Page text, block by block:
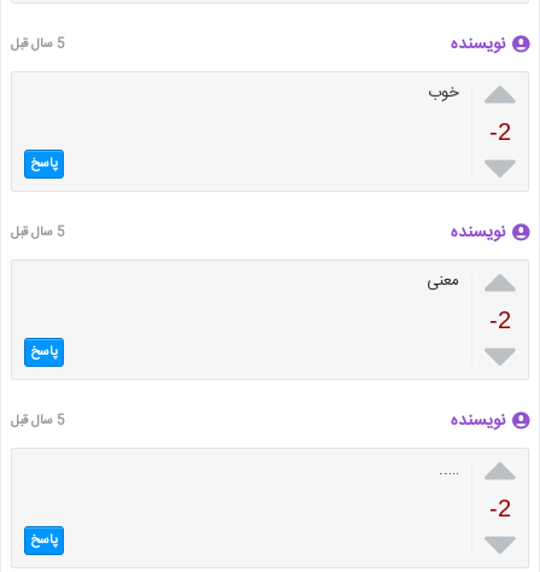
نویسنده 5 سال قبل

-2

خوب
پاسخ
نویسنده 5 سال قبل

-2

معنی
پاسخ
نویسنده 5 سال قبل

-2

…..
پاسخ